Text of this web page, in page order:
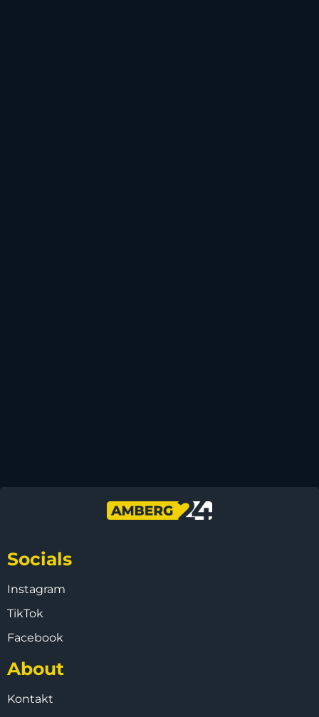
Socials
Instagram
TikTok
Facebook
About
Kontakt